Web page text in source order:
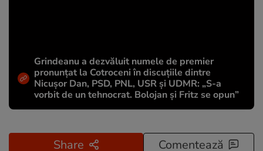
Grindeanu a dezvăluit numele de premier
pronunțat la Cotroceni în discuțiile dintre
Nicușor Dan, PSD, PNL, USR și UDMR: „S-a
vorbit de un tehnocrat. Bolojan și Fritz se opun”
Share Comentează